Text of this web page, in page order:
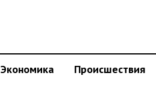
Экономика Происшествия